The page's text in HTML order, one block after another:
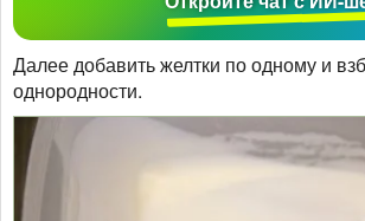
Далее добавить желтки по одному и
однородности.